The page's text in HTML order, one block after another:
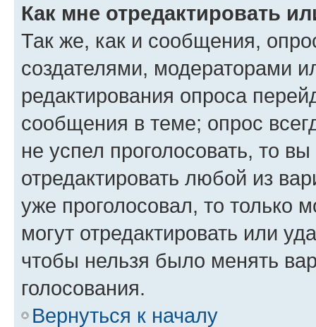
Как мне отредактировать
Так же, как и сообщения,
создателями, модераторами
редактирования опроса
сообщения в теме; опрос
не успел проголосовать, то
отредактировать любой из
уже проголосовал, то только
могут отредактировать или
чтобы нельзя было менять
голосования.
Вернуться к началу